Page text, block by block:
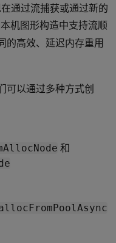
通过流捕获或通过新的
机图形构造中支持流顺
的高效、延迟内存重用
可以通过多种方式创
和